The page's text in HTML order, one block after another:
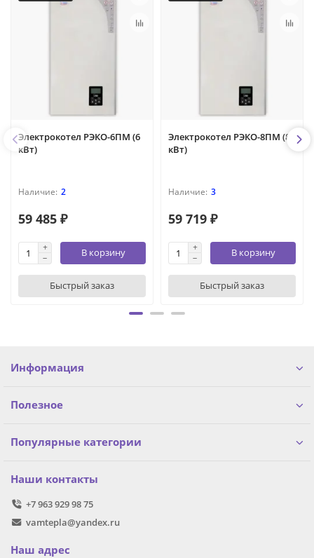
Электрокотел РЭКО-6ПМ (6
кВт)
2
59 485 ₽
В корзину
Быстрый заказ
Электрокотел РЭКО-8ПМ (8
кВт)
3
59 719 ₽
В корзину
Быстрый заказ
Информация
Полезное
Популярные категории
Наши контакты
+7 963 929 98 75
vamtepla@yandex.ru
Наш адрес